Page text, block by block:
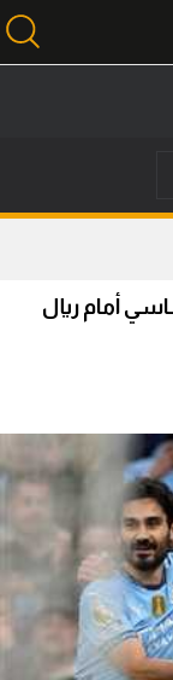
أمام ريال